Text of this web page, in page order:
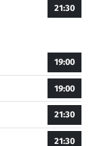
21:30
19:00
19:00
21:30
21:30